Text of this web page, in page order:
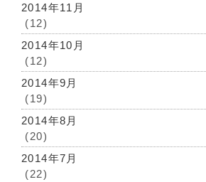
2014年11月
(12)
2014年10月
(12)
2014年9月
(19)
2014年8月
(20)
2014年7月
(22)